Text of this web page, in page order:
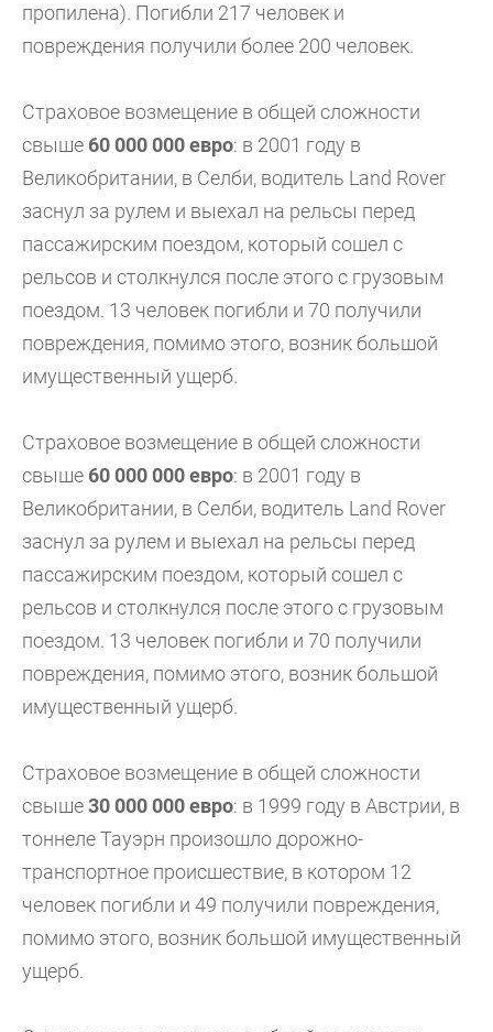
пропилена). Погибли 217 человек и
повреждения получили более 200 человек.
Страховое возмещение в общей сложности
свыше 60 000 000 евро: в 2001 году в
Великобритании, в Селби, водитель Land Rover
заснул за рулем и выехал на рельсы перед
пассажирским поездом, который сошел с
рельсов и столкнулся после этого с грузовым
поездом. 13 человек погибли и 70 получили
повреждения, помимо этого, возник большой
имущественный ущерб.
Страховое возмещение в общей сложности
свыше 60 000 000 евро: в 2001 году в
Великобритании, в Селби, водитель Land Rover
заснул за рулем и выехал на рельсы перед
пассажирским поездом, который сошел с
рельсов и столкнулся после этого с грузовым
поездом. 13 человек погибли и 70 получили
повреждения, помимо этого, возник большой
имущественный ущерб.
Страховое возмещение в общей сложности
свыше30 000 000 евро: в 1999 году в Австрии, в
тоннеле Тауэрн произошло дорожно-
транспортное происшествие, в котором 12
человек погибли и 49 получили повреждения,
помимо этого, возник большой имущественный
ущерб.